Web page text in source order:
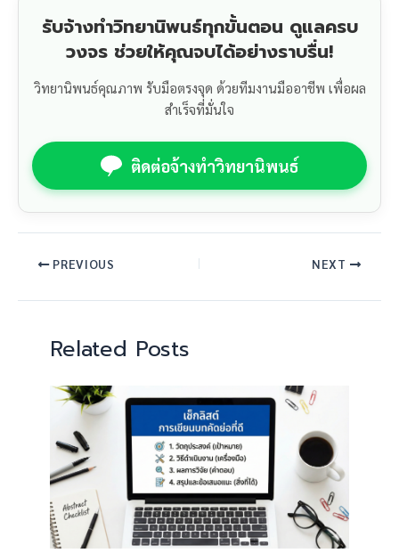
รับจ้างทำวิทยานิพนธ์ทุกขั้นตอน ดูแลครบ
วงจร ช่วยให้คุณจบได้อย่างราบรื่น!
วิทยานิพนธ์คุณภาพ รับมือตรงจุด ด้วยทีมงานมืออาชีพ เพื่อผล
สำเร็จที่มั่นใจ
ติดต่อจ้างทำวิทยานิพนธ์
PREVIOUS NEXT
Related Posts